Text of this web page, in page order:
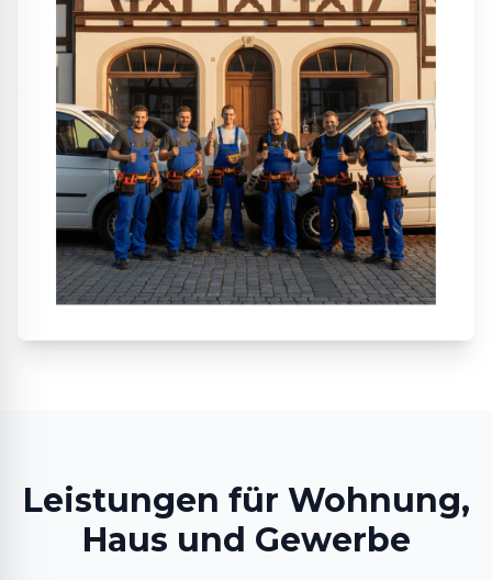
Leistungen für Wohnung,
Haus und Gewerbe